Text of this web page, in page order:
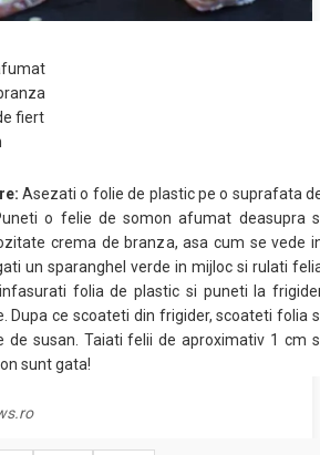
fiert
Asezati o folie de plastic pe o suprafata
o felie de somon afumat deasupra
crema de branza, asa cum se vede
un sparanghel verde in mijloc si rulati
folia de plastic si puneti la
Dupa ce scoateti din frigider, scoateti folia
de susan. Taiati felii de aproximativ 1 cm
sunt gata!